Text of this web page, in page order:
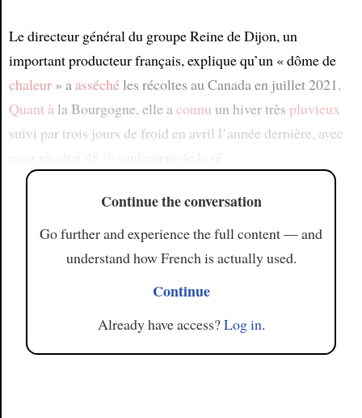
Le directeur général du groupe Reine de Dijon, un
important producteur français, explique qu’un « dôme de
chaleur» aasséchéles récoltes au Canada en juillet 2021.
Quant àla Bourgogne, elle aconnu un hiver très pluvieux
suivi par trois jours de froid en avril l’année dernière, avec
Continue the conversation
Go further and experience the full content — and
understand how French is actually used.
Continue
Already have access?Log in.